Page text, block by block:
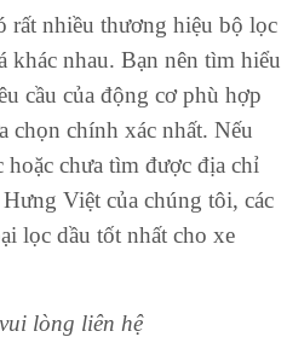
rất nhiều thương hiệu bộ lọc
khác nhau. Bạn nên tìm hiểu
cầu của động cơ phù hợp
chọn chính xác nhất. Nếu
hoặc chưa tìm được địa chỉ
Việt của chúng tôi, các
lọc dầu tốt nhất cho xe
lòng liên hệ